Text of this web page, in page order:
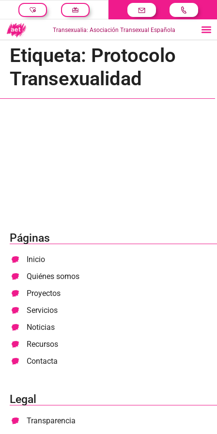
Transexualia: Asociación Transexual Española
Etiqueta: Protocolo
Transexualidad
Páginas
Inicio
Quiénes somos
Proyectos
Servicios
Noticias
Recursos
Contacta
Legal
Transparencia